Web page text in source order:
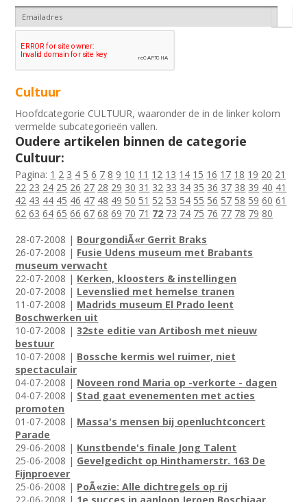
Cultuur
Hoofdcategorie CULTUUR, waaronder de in de linker kolom
vermelde subcategorieën vallen.
Oudere artikelen binnen de categorie
Cultuur:
Pagina: 1 2 3 4 5 6 7 8 9 10 11 12 13 14 15 16 17 18 19 20 21
22 23 24 25 26 27 28 29 30 31 32 33 34 35 36 37 38 39 40 41
42 43 44 45 46 47 48 49 50 51 52 53 54 55 56 57 58 59 60 61
62 63 64 65 66 67 68 69 70 71 72 73 74 75 76 77 78 79 80
28-07-2008 | BourgondiÃ«r Gerrit Braks
26-07-2008 | Fusie Udens museum met Brabants
museum verwacht
22-07-2008 | Kerken, kloosters & instellingen
20-07-2008 | Levenslied met hemelse tranen
11-07-2008 | Madrids museum El Prado leent
Boschwerken uit
10-07-2008 |32ste editie van Artibosh met nieuw
bestuur
10-07-2008 | Bossche kermis wel ruimer, niet
spectaculair
04-07-2008 | Noveen rond Maria op -verkorte - dagen
04-07-2008 | Stad gaat evenementen met acties
promoten
01-07-2008 | Massa's mensen bij openluchtconcert
Parade
29-06-2008 | Kunstbende's finale Jong Talent
25-06-2008 | Gevelgedicht op Hinthamerstr. 163 De
Fijnproever
25-06-2008 | PoÃ«zie: Alle dichtregels op rij